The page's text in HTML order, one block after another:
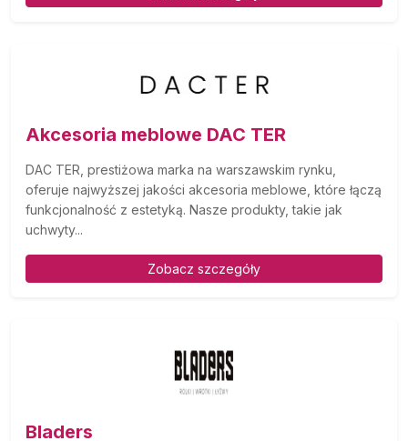
Akcesoria meblowe DAC TER
DAC TER, prestiżowa marka na warszawskim rynku,
oferuje najwyższej jakości akcesoria meblowe, które łączą
funkcjonalność z estetyką. Nasze produkty, takie jak
uchwyty...
Zobacz szczegóły
Bladers